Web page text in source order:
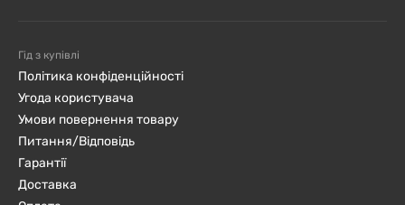
Гід з купівлі
Політика конфіденційності
Угода користувача
Умови повернення товару
Питання/Відповідь
Гарантії
Доставка